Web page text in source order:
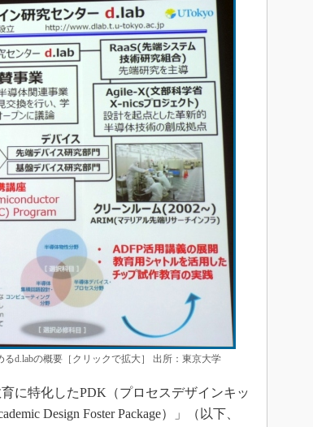
d.labの概要［クリックで拡大］ 出所：東京大学
に特化したPDK（プロセスデザインキッ
Design Foster Package）」（以下、